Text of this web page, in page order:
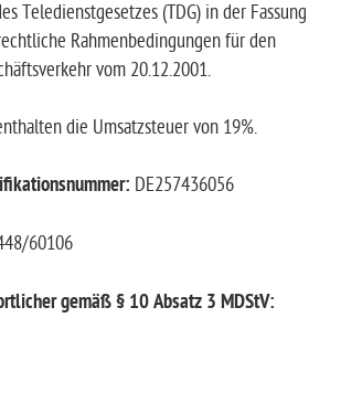
Teledienstgesetzes (TDG) in der Fassung
Rahmenbedingungen für den
vom 20.12.2001.
die Umsatzsteuer von 19%.
DE257436056
60106
gemäß § 10 Absatz 3 MDStV: